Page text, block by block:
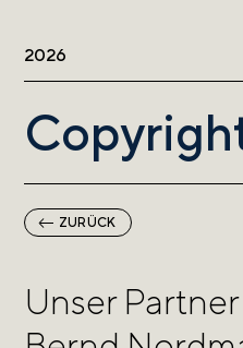
2026
ZURÜCK
Unser